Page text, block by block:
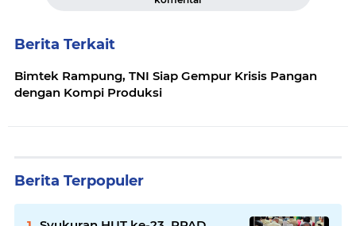
Berita Terkait
Bimtek Rampung, TNI Siap Gempur Krisis Pangan
dengan Kompi Produksi
Berita Terpopuler